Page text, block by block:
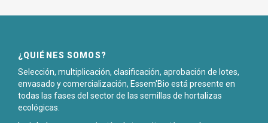
¿QUIÉNES SOMOS?
Selección, multiplicación, clasificación, aprobación de lotes,
envasado y comercialización, Essem'Bio está presente en
todas las fases del sector de las semillas de hortalizas
ecológicas.